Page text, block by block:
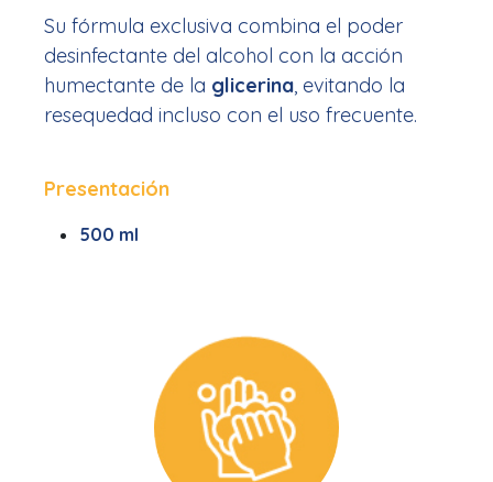
Su fórmula exclusiva combina el poder
desinfectante del alcohol con la acción
humectante de la glicerina, evitando la
resequedad incluso con el uso frecuente.
Presentación
500 ml